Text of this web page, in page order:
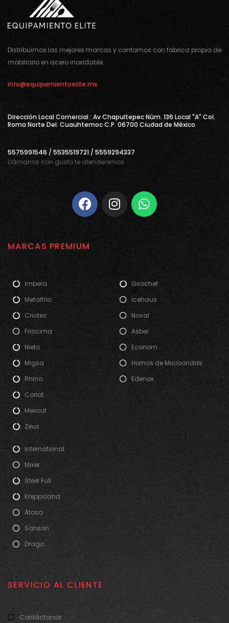
Distribuimos las mejores marcas y contamos con fabrica propia de
mobiliario en acero inoxidable.
info@equipamientoelite.mx
Direcciòn Local Comercial : Av Chapultepec Nùm. 136 Local "A" Col.
Roma Norte Del. Cuauhtemoc C.P. 06700 Ciudad de Mèxico
5575991546 / 5535519721 / 5559294337
Llámanos con gusto te atenderemos
MARCAS PREMIUM
Imbera
Metalfrio
Criotec
Friocima
Nieto
Migsa
Rhino
Coriat
Mexcut
Zeus
Girochef
Icehaus
Noval
Asber
Econom
Hornos de Microondas
Edenox
International
Mixer
Steel Full
Kreppsland
Atosa
Sanson
Drago
SERVICIO AL CLIENTE
Contáctanos